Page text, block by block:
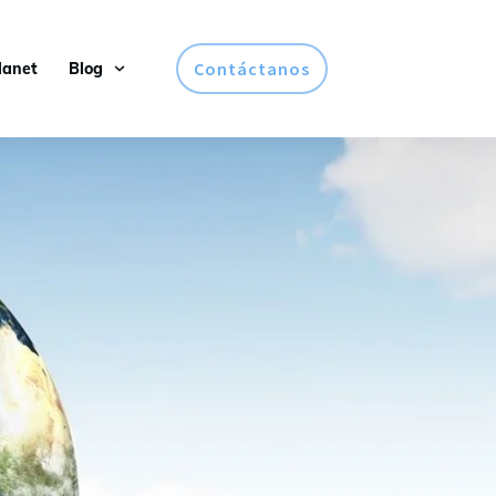
Blog Contáctanos